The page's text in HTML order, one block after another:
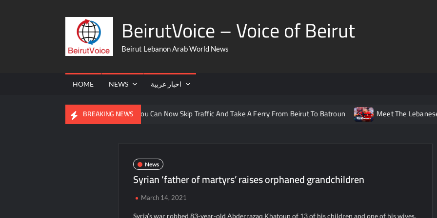
BeirutVoice – Voice of Beirut
Beirut Lebanon Arab World News
HOME NEWS اخبار عربية
BREAKING NEWS
The United States You Can Now Skip Traffic And Take A Ferry From Beirut To Batroun Meet The Lebanese Helping
News
Syrian ‘father of martyrs’ raises orphaned grandchildren
March 14, 2021
Syria’s war robbed 83-year-old Abderrazaq Khatoun of 13 of his children and one of his wives,